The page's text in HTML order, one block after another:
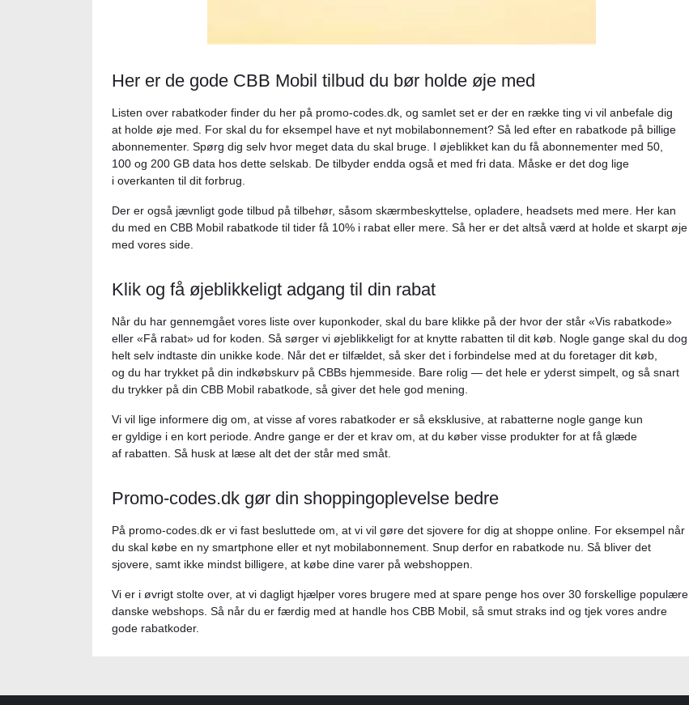
Her er de gode CBB Mobil tilbud du bør holde øje med
Listen over rabatkoder finder du her på promo-codes.dk, og samlet set er der en række ting vi vil anbefale dig
at holde øje med. For skal du for eksempel have et nyt mobilabonnement? Så led efter en rabatkode på billige
abonnementer. Spørg dig selv hvor meget data du skal bruge. I øjeblikket kan du få abonnementer med 50,
100 og 200 GB data hos dette selskab. De tilbyder endda også et med fri data. Måske er det dog lige
i overkanten til dit forbrug.
Der er også jævnligt gode tilbud på tilbehør, såsom skærmbeskyttelse, opladere, headsets med mere. Her kan
du med en CBB Mobil rabatkode til tider få 10% i rabat eller mere. Så her er det altså værd at holde et skarpt øje
med vores side.
Klik og få øjeblikkeligt adgang til din rabat
Når du har gennemgået vores liste over kuponkoder, skal du bare klikke på der hvor der står «Vis rabatkode»
eller «Få rabat» ud for koden. Så sørger vi øjeblikkeligt for at knytte rabatten til dit køb. Nogle gange skal du dog
helt selv indtaste din unikke kode. Når det er tilfældet, så sker det i forbindelse med at du foretager dit køb,
og du har trykket på din indkøbskurv på CBBs hjemmeside. Bare rolig — det hele er yderst simpelt, og så snart
du trykker på din CBB Mobil rabatkode, så giver det hele god mening.
Vi vil lige informere dig om, at visse af vores rabatkoder er så eksklusive, at rabatterne nogle gange kun
er gyldige i en kort periode. Andre gange er der et krav om, at du køber visse produkter for at få glæde
af rabatten. Så husk at læse alt det der står med småt.
Promo-codes.dk gør din shoppingoplevelse bedre
På promo-codes.dk er vi fast besluttede om, at vi vil gøre det sjovere for dig at shoppe online. For eksempel når
du skal købe en ny smartphone eller et nyt mobilabonnement. Snup derfor en rabatkode nu. Så bliver det
sjovere, samt ikke mindst billigere, at købe dine varer på webshoppen.
Vi er i øvrigt stolte over, at vi dagligt hjælper vores brugere med at spare penge hos over 30 forskellige populære
danske webshops. Så når du er færdig med at handle hos CBB Mobil, så smut straks ind og tjek vores andre
gode rabatkoder.